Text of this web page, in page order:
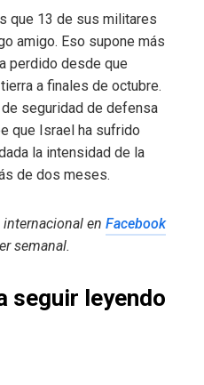
que 13 de sus militares
amigo. Eso supone más
perdido desde que
a finales de octubre.
seguridad de defensa
que Israel ha sufrido
la intensidad de la
de dos meses.
en Facebook
semanal.
seguir leyendo